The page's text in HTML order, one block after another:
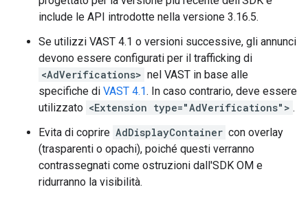
include le API introdotte nella versione 3.16.5.
Se utilizzi VAST 4.1 o versioni successive, gli annunci
devono essere configurati per il trafficking di
<AdVerifications> nel VAST in base alle
specifiche di VAST 4.1. In caso contrario, deve essere
utilizzato <Extension type="AdVerifications"> .
Evita di coprire AdDisplayContainer con overlay
(trasparenti o opachi), poiché questi verranno
contrassegnati come ostruzioni dall'SDK OM e
ridurranno la visibilità.